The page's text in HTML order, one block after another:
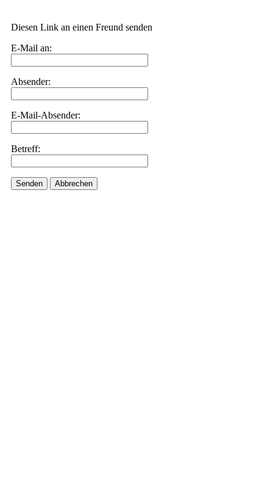
Diesen Link an einen Freund senden
E-Mail an:
Absender:
E-Mail-Absender:
Betreff:
Senden Abbrechen